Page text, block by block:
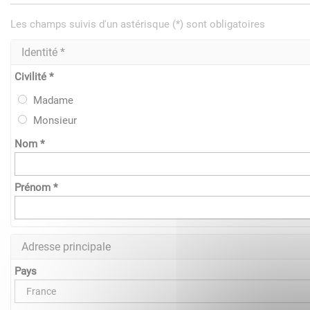
Les champs suivis d'un astérisque (*) sont obligatoires
Identité *
Civilité *
Madame
Monsieur
Nom *
Prénom *
Adresse principale
Pays
France